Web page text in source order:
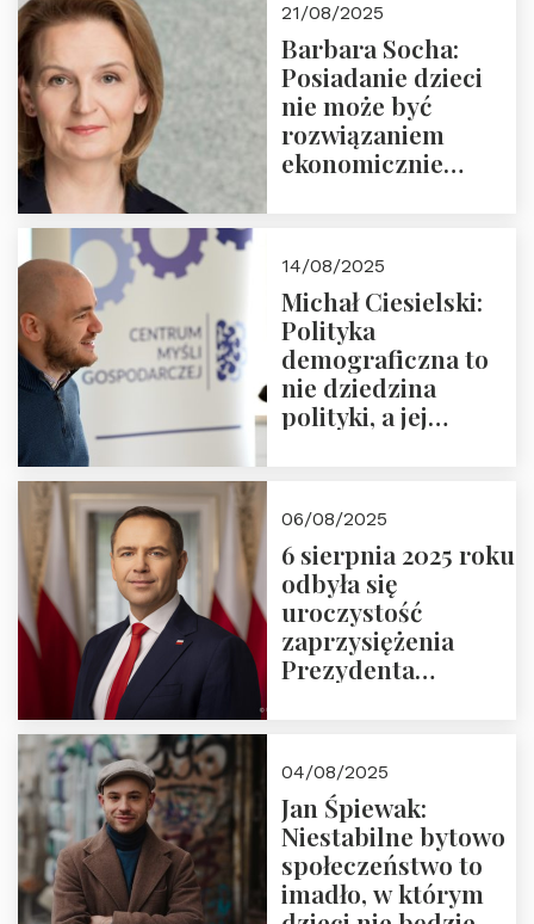
Nowego
Ćwierćwiecza”
21/08/2025
Barbara Socha:
Posiadanie dzieci
nie może być
rozwiązaniem
ekonomicznie
14/08/2025
Michał Ciesielski:
Polityka
demograficzna to
nie dziedzina
polityki, a jej
06/08/2025
6 sierpnia 2025 roku
odbyła się
uroczystość
zaprzysiężenia
Prezydenta
Nawrockiego
04/08/2025
Jan Śpiewak:
Niestabilne bytowo
społeczeństwo to
imadło, w którym